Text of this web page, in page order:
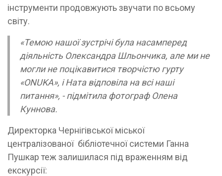
інструменти продовжують звучати по всьому
світу.
«Темою нашої зустрічі була насамперед
діяльність Олександра Шльончика, але ми не
могли не поцікавитися творчістю гурту
«ONUKA», і Ната відповіла на всі наші
питання», - підмітила фотограф Олена
Куннова.
Директорка Чернігівської міської
централізованої бібліотечної системи Ганна
Пушкар теж залишилася під враженням від
екскурсії: